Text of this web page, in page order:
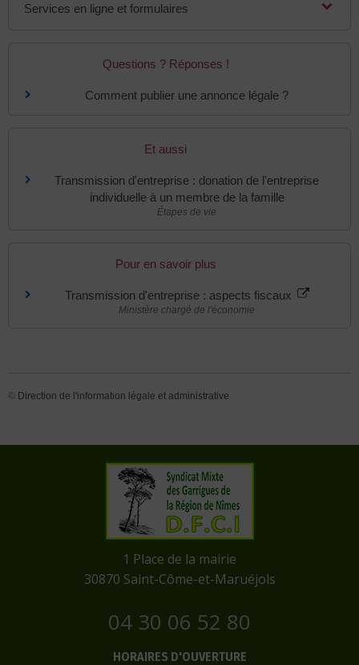
Services en ligne et formulaires
Questions ? Réponses !
Comment publier une annonce légale ?
Et aussi
Transmission d'entreprise : donation de l'entreprise
individuelle à un membre de la famille
Étapes de vie
Pour en savoir plus
Transmission d'entreprise : aspects fiscaux
Ministère chargé de l'économie
© Direction de l'information légale et administrative
​1 Place de la mairie
​30870 Saint-Côme-et-Maruéjols
04 30 06 52 80
HORAIRES D'OUVERTURE